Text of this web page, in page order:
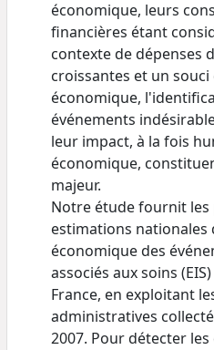
économique, leurs
financières étant
contexte de dépenses
croissantes et un
économique,
événements
leur impact, à la fois
économique,
majeur.
Notre étude fournit les
estimations nationales
économique des
associés aux soins
France, en exploitant
administratives
2007. Pour détecter